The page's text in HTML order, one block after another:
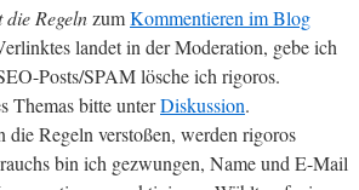
die RegelnzumKommentieren im Blog
landet in der Moderation, gebe ich
Posts/SPAM lösche ich rigoros.
Themas bitte unterDiskussion.
die Regeln verstoßen, werden rigoros
bin ich gezwungen, Name und E-Mail